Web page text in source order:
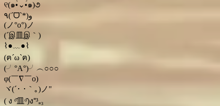
୧(๑•̀⌄•́๑)૭
٩(ˊᗜˋ*)و
(ノ°ο°)ノ
(´இ皿இ｀)
⌇●﹏●⌇
(ฅ´ω`ฅ)
(╯°A°)╯︵○○○
φ(￣∇￣o)
ヾ(´･ ･｀｡)ノ"
( ง ᵒ̌皿ᵒ̌)ง⁼³₌₃